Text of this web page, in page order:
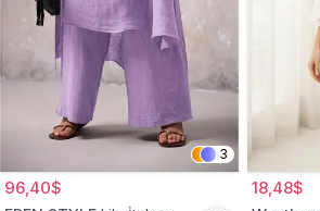
3
96,40$ 18,48$